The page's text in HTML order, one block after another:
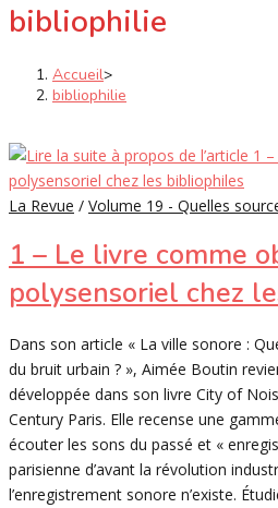
bibliophilie
Accueil>
bibliophilie
La Revue / Volume 19 - Quelles
1 – Le livre comme
polysensoriel chez
Dans son article « La ville sonore :
du bruit urbain ? », Aimée Boutin
développée dans son livre City of
Century Paris. Elle recense une
écouter les sons du passé et «
parisienne d’avant la révolution
l’enregistrement sonore n’existe.